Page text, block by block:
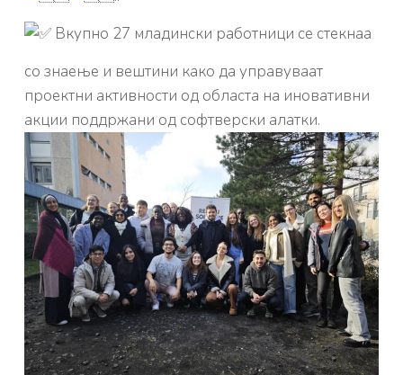
Вкупно 27 младински работници се стекнаа
со знаење и вештини како да управуваат
проектни активности од областа на иновативни
акции поддржани од софтверски алатки.